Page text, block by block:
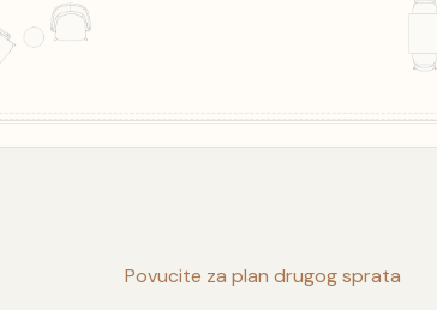
Povucite za plan drugog sprata